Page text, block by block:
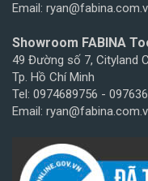
Email:
Showroom FABINA
49 Đường số 7, Cityland
Tp. Hồ Chí Minh
Tel: 0974689756 -
Email: